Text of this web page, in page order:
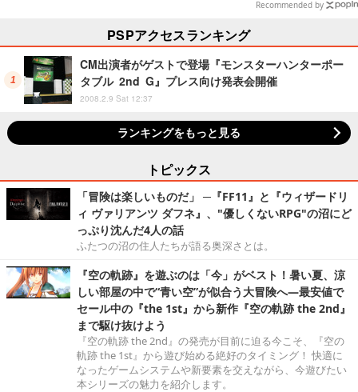
Recommended by
PSPアクセスランキング
CM出演者がゲストで登場『モンスターハンターポー
タブル 2nd G』プレス向け発表会開催
2008.2.9 Sat 12:37
ランキングをもっと見る
トピックス
「冒険は楽しいものだ」 ─『FF11』と『ウィザードリ
ィ ヴァリアンツ ダフネ』、"優しくないRPG"の沼にど
っぷり沈んだ4人の話
ふたつの沼の住人たちが語る奥深さとは。
『空の軌跡』を遊ぶのは「今」がベスト！暑い夏、涼
しい部屋の中で“青い空”が似合う大冒険へ―最安値で
セール中の『the 1st』から新作『空の軌跡 the 2nd』
まで駆け抜けよう
『空の軌跡 the 2nd』の発売が目前に迫る今こそ、『空の
軌跡 the 1st』から遊び始める絶好のタイミング！ 快適に
なったゲームシステムや新要素を交えながら、今遊びたい
本シリーズの魅力を紹介します。